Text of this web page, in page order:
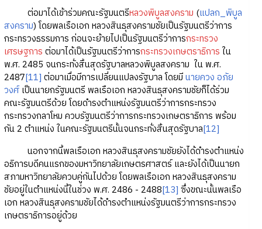
ต่อมาได้เข้าร่วมคณะรัฐมนตรีหลวงพิบูลสงคราม (แปลก_พิบูล
สงคราม) โดยพลเรือเอก หลวงสินธุสงครามชัยเป็นรัฐมนตรีว่าการ
กระทรวงธรรมการ ก่อนจะย้ายไปเป็นรัฐมนตรีว่าการกระทรวง
เศรษฐการ ต่อมาได้เป็นรัฐมนตรีว่าการกระทรวงเกษตราธิการ ใน
พ.ศ. 2485 จนกระทั่งสิ้นสุดรัฐบาลหลวงพิบูลสงคราม ใน พ.ศ.
2487[11] ต่อมาเมื่อมีการเปลี่ยนแปลงรัฐบาล โดยมีนายควง อภัย
วงศ์เป็นนายกรัฐมนตรี พลเรือเอก หลวงสินธุสงครามชัยก็ได้ร่วม
คณะรัฐมนตรีด้วย โดยดำรงตำแหน่งรัฐมนตรีว่าการกระทรวง
กระทรวงกลาโหม ควบรัฐมนตรีว่าการกระทรวงเกษตราธิการ พร้อม
กัน 2 ตำแหน่ง ในคณะรัฐมนตรีนั้นจนกระทั่งสิ้นสุดรัฐบาล[12]
นอกจากนี้พลเรือเอก หลวงสินธุสงครามชัยยังได้ดำรงตำแหน่ง
อธิการบดีคนแรกของมหาวิทยาลัยเกษตรศาสตร์ และยังได้เป็นนายก
สภามหาวิทยาลัยควบคู่กันไปด้วย โดยพลเรือเอก หลวงสินธุสงคราม
ชัยอยู่ในตำแหน่งนี้ในช่วง พ.ศ. 2486 - 2488[13] ซึ่งขณะนั้นพลเรือ
เอก หลวงสินธุสงครามชัยได้ดำรงตำแหน่งรัฐมนตรีว่าการกระทรวง
เกษตราธิการอยู่ด้วย